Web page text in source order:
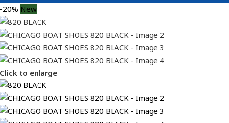
-20% New
Click to enlarge